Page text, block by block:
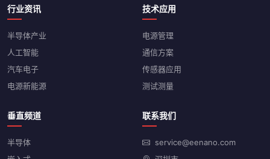
行业资讯
半导体产业
人工智能
汽车电子
电源新能源
技术应用
电源管理
通信方案
传感器应用
测试测量
垂直频道
半导体
联系我们
service@eenano.com